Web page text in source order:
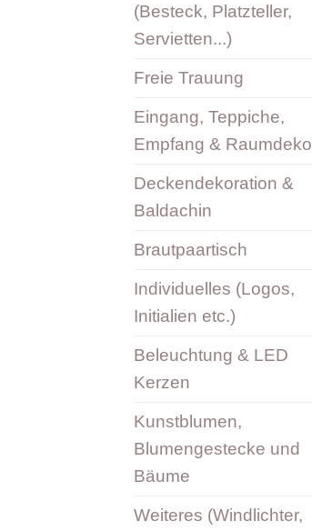
(Besteck, Platzteller,
Servietten...)
Freie Trauung
Eingang, Teppiche,
Empfang & Raumdeko
Deckendekoration &
Baldachin
Brautpaartisch
Individuelles (Logos,
Initialien etc.)
Beleuchtung & LED
Kerzen
Kunstblumen,
Blumengestecke und
Bäume
Weiteres (Windlichter,